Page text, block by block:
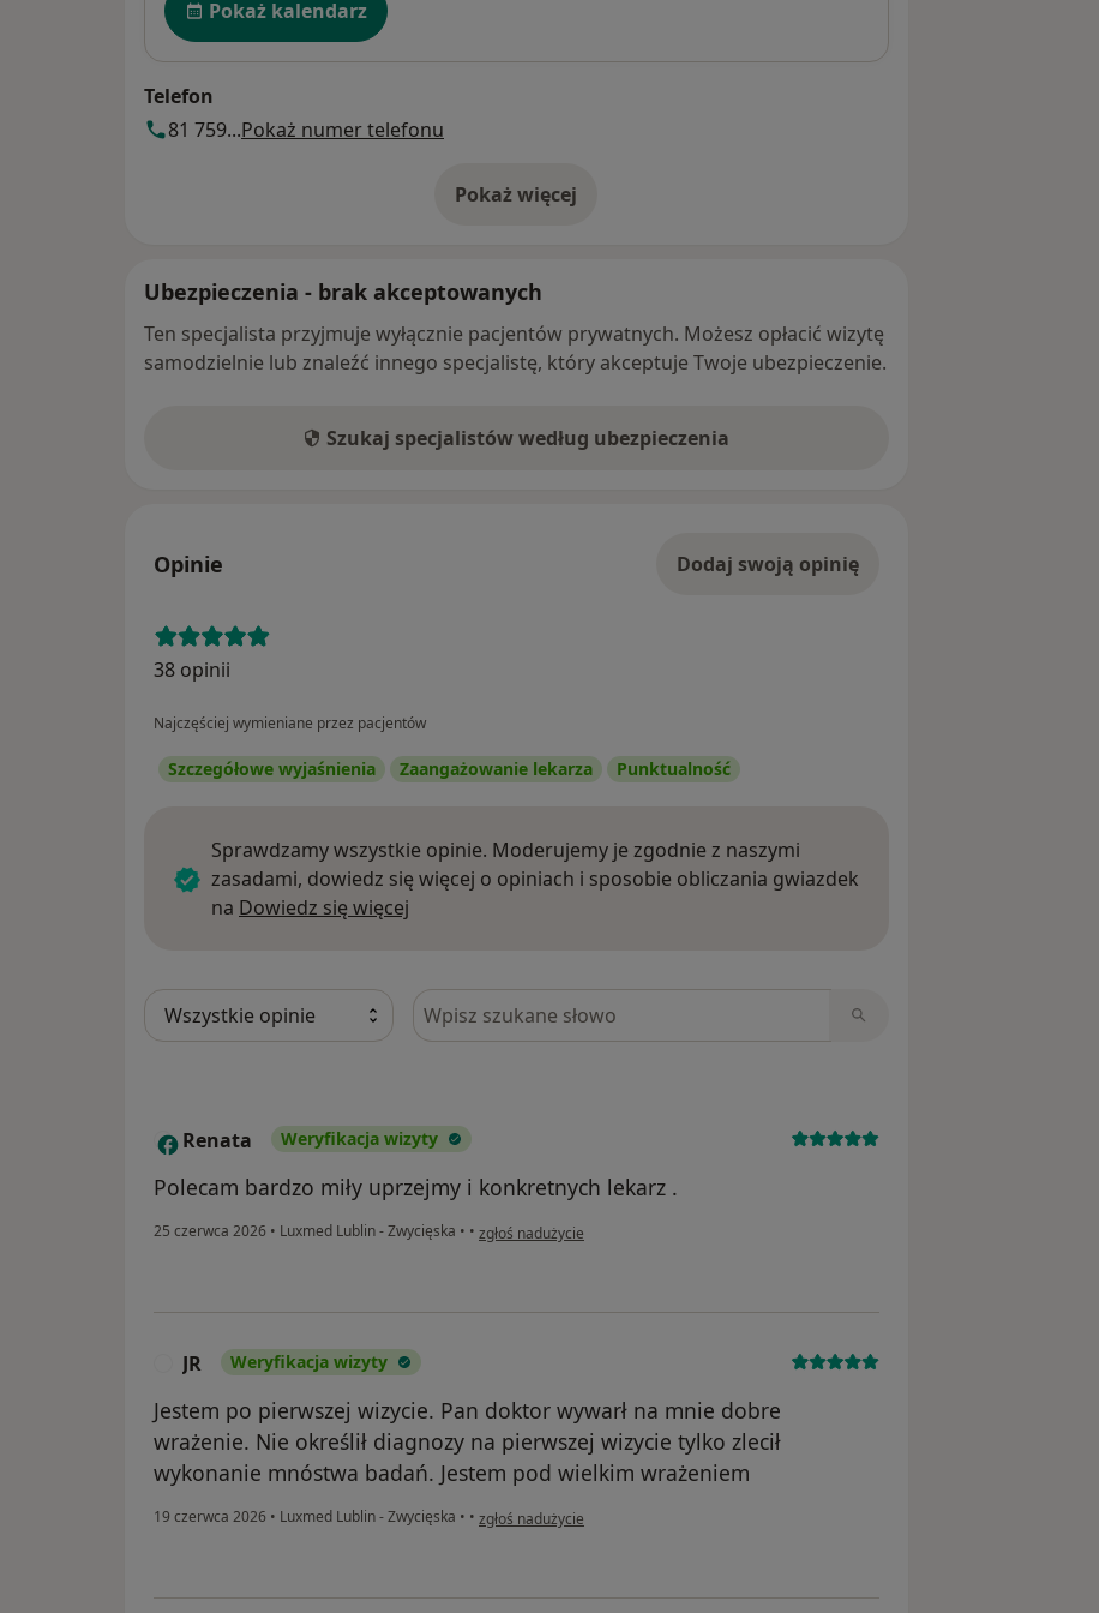
roku życia.
Wczesna diagnoza umożliwia rozpoczęcie
skutecznego leczenia i poprawę jakości życia
Pacjenta.
Pokaż kalendarz
Telefon
81 759...Pokaż numer telefonu
Pokaż więcej
o adresie
Ubezpieczenia - brak akceptowanych
Ten specjalista przyjmuje wyłącznie pacjentów prywatnych. Możesz opłacić wizytę
samodzielnie lub znaleźć innego specjalistę, który akceptuje Twoje ubezpieczenie.
Szukaj specjalistów według ubezpieczenia
Opinie Dodaj swoją opinię
38 opinii
Najczęściej wymieniane przez pacjentów
Szczegółowe wyjaśnienia Zaangażowanie lekarza Punktualność
Sprawdzamy wszystkie opinie. Moderujemy je zgodnie z naszymi
zasadami, dowiedz się więcej o opiniach i sposobie obliczania gwiazdek
na Dowiedz się więcej
Szukaj w opiniach
R Renata Weryfikacja wizyty
Polecam bardzo miły uprzejmy i konkretnych lekarz .
25 czerwca 2026 • Luxmed Lublin - Zwycięska • • w opinii użytkownika Renata
zgłoś nadużycie
JR Weryfikacja wizyty
Jestem po pierwszej wizycie. Pan doktor wywarł na mnie dobre
wrażenie. Nie określił diagnozy na pierwszej wizycie tylko zlecił
wykonanie mnóstwa badań. Jestem pod wielkim wrażeniem
19 czerwca 2026 • Luxmed Lublin - Zwycięska • • w opinii użytkownika JR
zgłoś nadużycie